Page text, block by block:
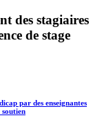
des stagiaires
de stage
par des enseignantes
soutien